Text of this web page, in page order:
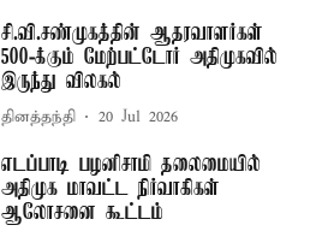
சி.வி.சண்முகத்தின் ஆதரவாளர்கள்
500-க்கும் மேற்பட்டோர் அதிமுகவில்
இருந்து விலகல்
தினத்தந்தி 20 Jul 2026
எடப்பாடி பழனிசாமி தலைமையில்
அதிமுக மாவட்ட நிர்வாகிகள்
ஆலோசனை கூட்டம்